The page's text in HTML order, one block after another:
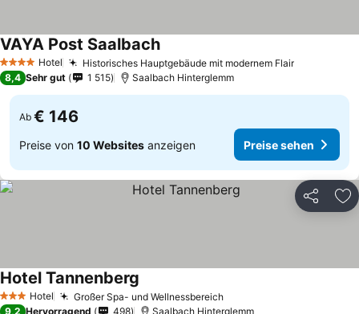
4 Sterne Hotel Historisches Hauptgebäude mit modernem Flair
VAYA Post Saalbach
8,4 Sehr gut 1 515 Saalbach Hinterglemm
Ab € 146
Preise von 10 Websites anzeigen Preise sehen
Teilen
3 SterneHotel Großer Spa- und Wellnessbereich
Hotel Tannenberg
9,2 Hervorragend 498 Saalbach Hinterglemm